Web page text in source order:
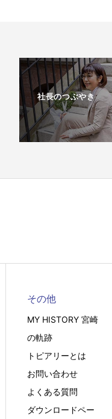
社長のつぶやき
その他
MY HISTORY 宮崎
の軌跡
トピアリーとは
お問い合わせ
よくある質問
ダウンロードペー